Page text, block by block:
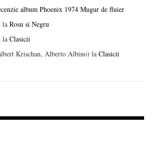
album Phoenix 1974 Mugur de fluier
la Rosu si Negru
la Clasicii
Krischan, Alberto Albino) la Clasicii